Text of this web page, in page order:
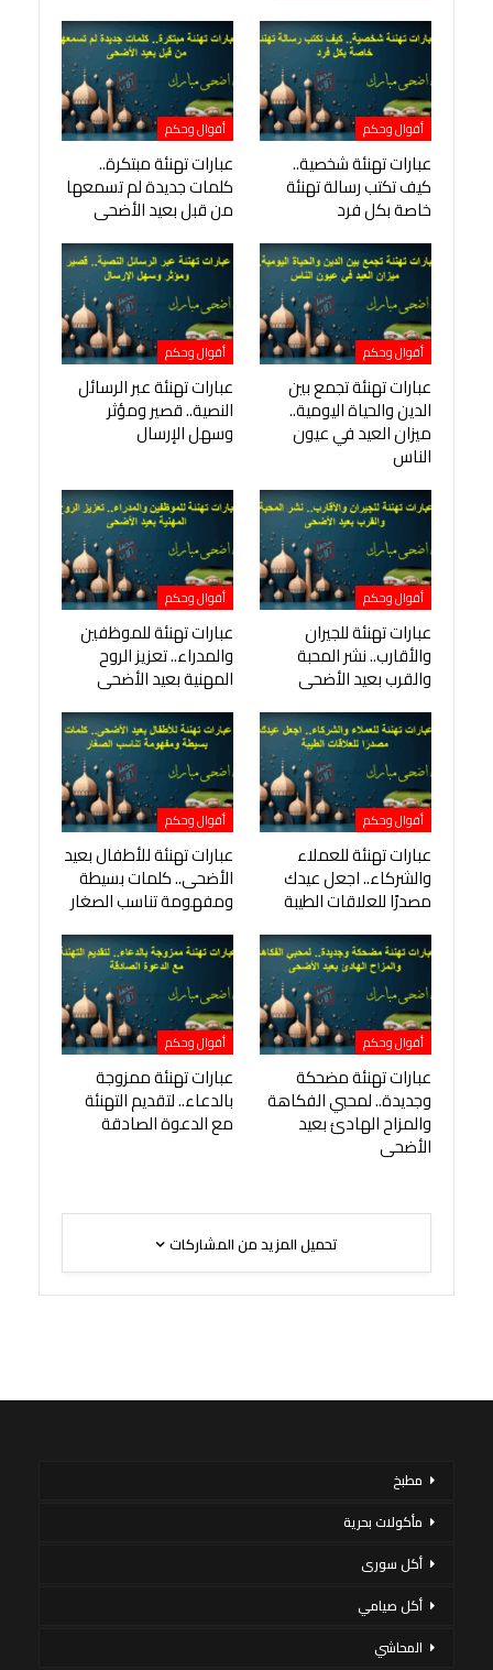
أقوال وحكم
عبارات تهنئة شخصية..
كيف تكتب رسالة تهنئة
خاصة بكل فرد
أقوال وحكم
عبارات تهنئة مبتكرة..
كلمات جديدة لم تسمعها
من قبل بعيد الأضحى
أقوال وحكم
عبارات تهنئة تجمع بين
الدين والحياة اليومية..
ميزان العيد في عيون
الناس
أقوال وحكم
عبارات تهنئة عبر الرسائل
النصية.. قصير ومؤثر
وسهل الإرسال
أقوال وحكم
عبارات تهنئة للجيران
والأقارب.. نشر المحبة
والقرب بعيد الأضحى
أقوال وحكم
عبارات تهنئة للموظفين
والمدراء.. تعزيز الروح
المهنية بعيد الأضحى
أقوال وحكم
عبارات تهنئة للعملاء
والشركاء.. اجعل عيدك
مصدرًا للعلاقات الطيبة
أقوال وحكم
عبارات تهنئة للأطفال بعيد
الأضحى.. كلمات بسيطة
ومفهومة تناسب الصغار
أقوال وحكم
عبارات تهنئة مضحكة
وجديدة.. لمحبي الفكاهة
والمزاح الهادئ بعيد
الأضحى
أقوال وحكم
عبارات تهنئة ممزوجة
بالدعاء.. لتقديم التهنئة
مع الدعوة الصادقة
تحميل المزيد من المشاركات
مطبخ
مأكولات بحرية
أكل سورى
أكل صيامي
المحاشي